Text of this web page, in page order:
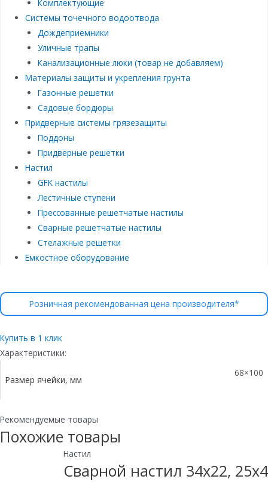
Комплектующие
Системы точечного водоотвода
Дождеприемники
Уличные трапы
Канализационные люки (товар не добавляем)
Материалы защиты и укрепления грунта
Газонные решетки
Садовые бордюры
Придверные системы грязезащиты
Поддоны
Придверные решетки
Настил
GFK настилы
Лестичные ступени
Прессованные решетчатые настилы
Сварные решетчатые настилы
Стелажные решетки
Емкостное оборудование
Розничная рекомендованная цена производителя*
Купить в 1 клик
Характеристики:
Размер ячейки, мм
68×100
Рекомендуемые товары
Похожие товары
Настил
Сварной настил 34х22, 25х4